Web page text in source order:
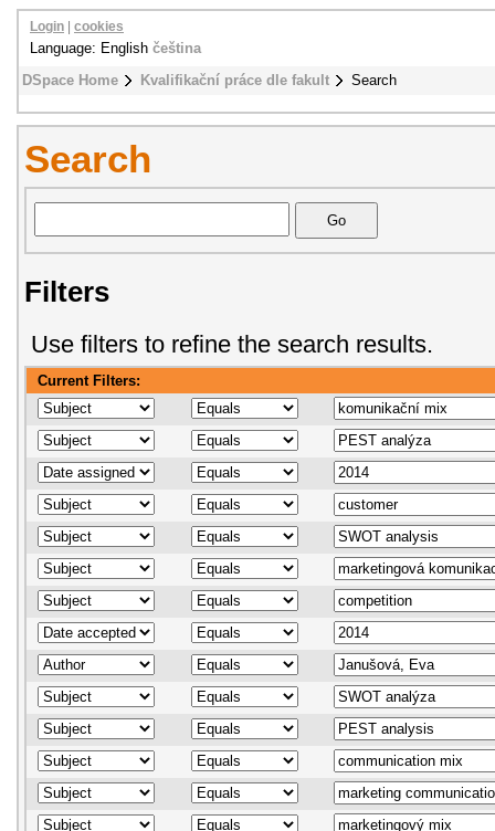
DSpace Home Kvalifikační práce dle fakult Search
Login cookies
Language: English čeština
Search
Filters
Use filters to refine the search results.
Current Filters: